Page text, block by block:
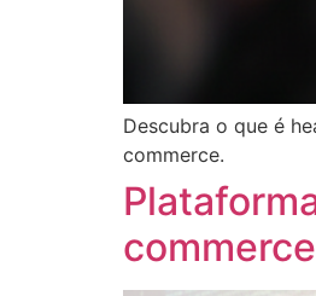
Descubra o que é
commerce.